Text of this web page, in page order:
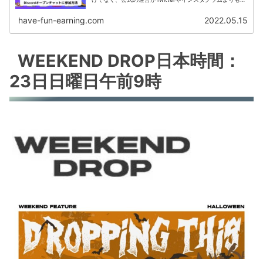
have-fun-earning.com 2022.05.15
WEEKEND DROP日本時間：
23日日曜日午前9時